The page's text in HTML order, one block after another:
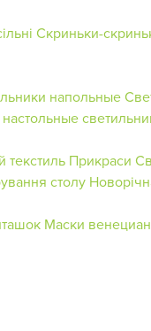
Скриньки-
напольные
текстиль Прикраси
столу
Маски